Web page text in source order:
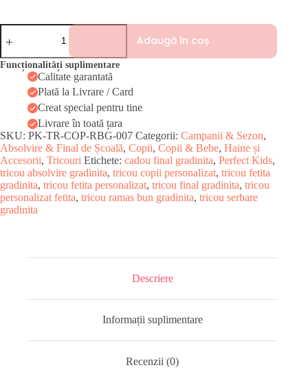
Cantitate
Tricou
fetiță
grădiniță
Adaugă în coș
Funcționalități suplimentare
Calitate garantată
Plată la Livrare / Card
Creat special pentru tine
Livrare în toată țara
SKU: PK-TR-COP-RBG-007 Categorii: Campanii & Sezon,
Absolvire & Final de Școală, Copii, Copii & Bebe, Haine și
Accesorii, Tricouri Etichete: cadou final gradinita, Perfect Kids,
tricou absolvire gradinita, tricou copii personalizat, tricou fetita
gradinita, tricou fetita personalizat, tricou final gradinita, tricou
personalizat fetita, tricou ramas bun gradinita, tricou serbare
gradinita
Descriere
Informații suplimentare
Recenzii (0)